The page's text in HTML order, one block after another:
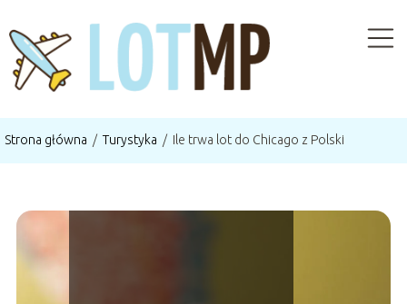
Strona główna / Turystyka / Ile trwa lot do Chicago z Polski